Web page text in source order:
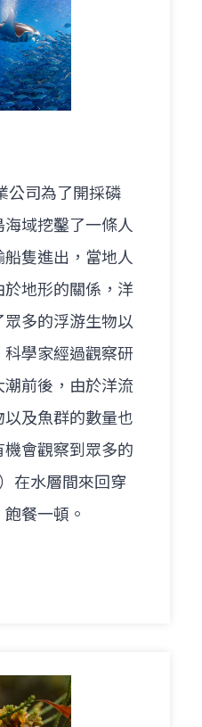
公司為了開採磷
域挖鑿了一條人
隻進出，當地人
地形的關係，洋
多的浮游生物以
學家經過觀察研
前後，由於洋流
及魚群的數量也
會觀察到眾多的
在水層間來回穿
餐一頓。